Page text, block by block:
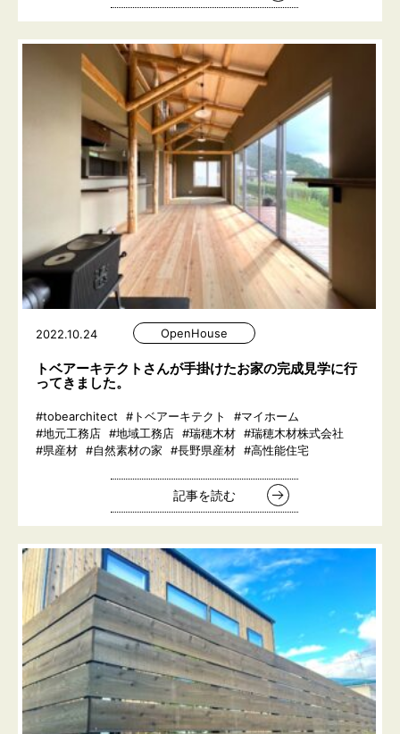
2022.10.24 OpenHouse
トベアーキテクトさんが手掛けたお家の完成見学に行
ってきました。
#tobearchitect #トベアーキテクト
#マイホーム
#地元工務店 #地域工務店 #瑞穂木材 #瑞穂木材株式会社
#県産材 #自然素材の家 #長野県産材 #高性能住宅
記事を読む